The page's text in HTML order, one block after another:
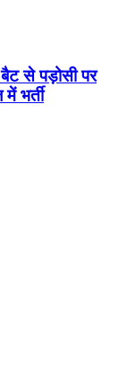
से पड़ोसी पर
भर्ती